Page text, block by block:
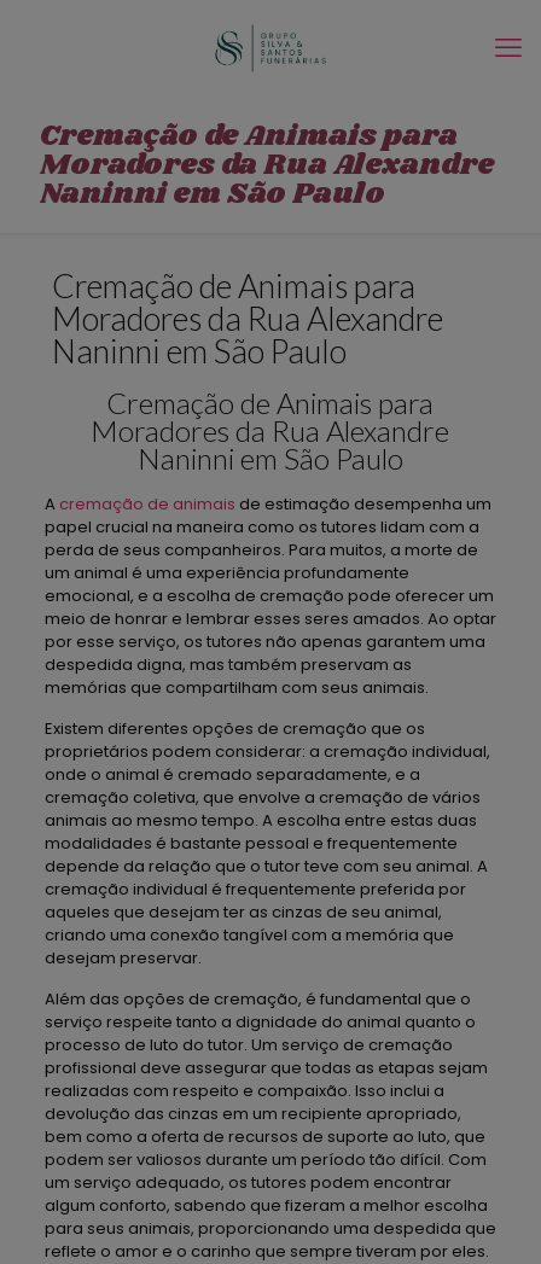
Cremação de Animais para
Moradores da Rua Alexandre
Naninni em São Paulo
Cremação de Animais para
Moradores da Rua Alexandre
Naninni em São Paulo
Cremação de Animais para
Moradores da Rua Alexandre
Naninni em São Paulo
A cremação de animais de estimação desempenha um
papel crucial na maneira como os tutores lidam com a
perda de seus companheiros. Para muitos, a morte de
um animal é uma experiência profundamente
emocional, e a escolha de cremação pode oferecer um
meio de honrar e lembrar esses seres amados. Ao optar
por esse serviço, os tutores não apenas garantem uma
despedida digna, mas também preservam as
memórias que compartilham com seus animais.
Existem diferentes opções de cremação que os
proprietários podem considerar: a cremação individual,
onde o animal é cremado separadamente, e a
cremação coletiva, que envolve a cremação de vários
animais ao mesmo tempo. A escolha entre estas duas
modalidades é bastante pessoal e frequentemente
depende da relação que o tutor teve com seu animal. A
cremação individual é frequentemente preferida por
aqueles que desejam ter as cinzas de seu animal,
criando uma conexão tangível com a memória que
desejam preservar.
Além das opções de cremação, é fundamental que o
serviço respeite tanto a dignidade do animal quanto o
processo de luto do tutor. Um serviço de cremação
profissional deve assegurar que todas as etapas sejam
realizadas com respeito e compaixão. Isso inclui a
devolução das cinzas em um recipiente apropriado,
bem como a oferta de recursos de suporte ao luto, que
podem ser valiosos durante um período tão difícil. Com
um serviço adequado, os tutores podem encontrar
algum conforto, sabendo que fizeram a melhor escolha
para seus animais, proporcionando uma despedida que
reflete o amor e o carinho que sempre tiveram por eles.